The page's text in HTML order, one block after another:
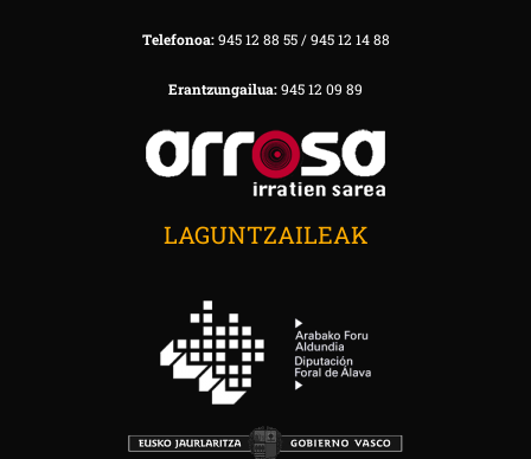
Telefonoa:945 12 88 55 / 945 12 14 88
Erantzungailua:945 12 09 89
LAGUNTZAILEAK